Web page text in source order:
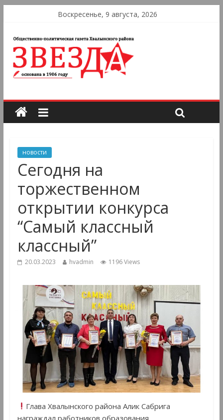
Воскресенье, 9 августа, 2026
новости
Сегодня на
торжественном
открытии конкурса
“Самый классный
классный”
20.03.2023 hvadmin 1196 Views
Глава Хвалынского района Алик Сабрига
награждал работников образования